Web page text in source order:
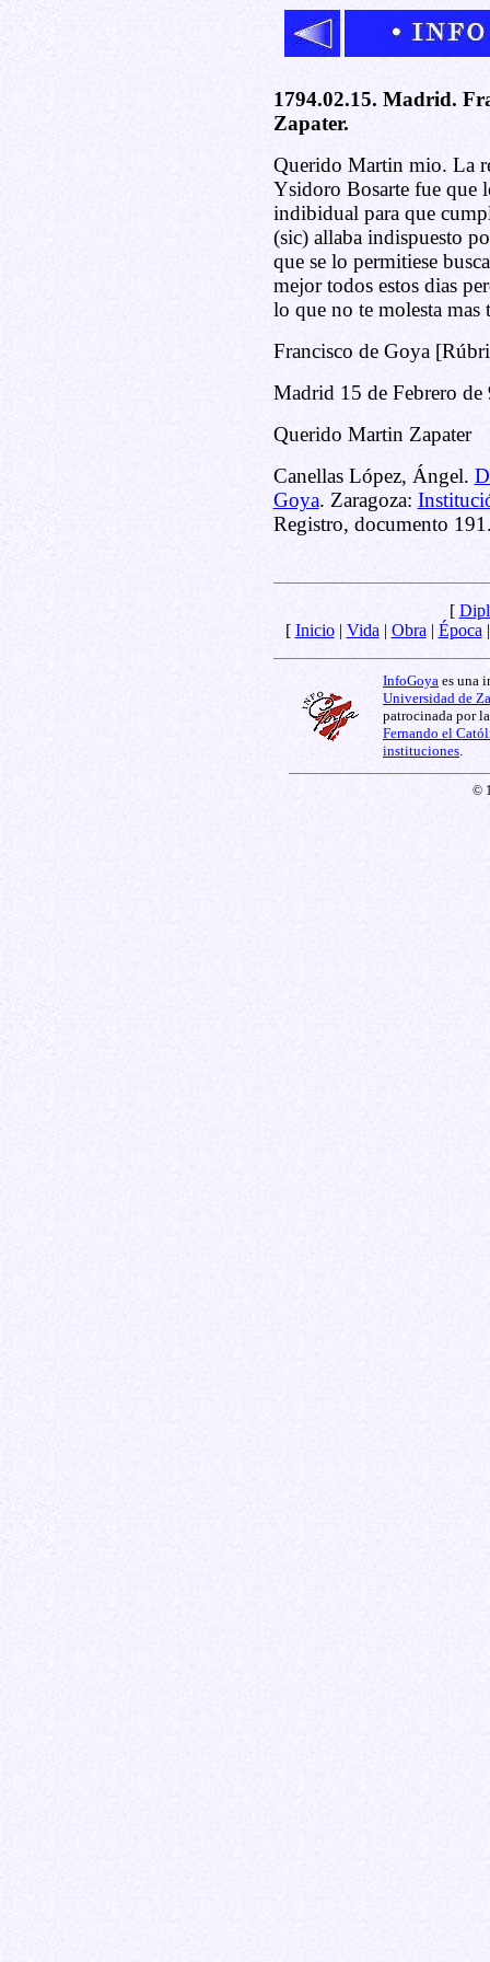
1794.02.15. Madrid.
Zapater.
Querido Martin mio. La
Ysidoro Bosarte fue que
indibidual para que
(sic) allaba indispuesto
que se lo permitiese
mejor todos estos dias
lo que no te molesta
Francisco de Goya
Madrid 15 de Febrero de
Querido Martin Zapater
Canellas López, Ángel.
Goya. Zaragoza:
Registro, documento
[
[ Inicio| Vida | Obra | Época
InfoGoya es una
Universidad de
patrocinada por
Fernando el
instituciones
©